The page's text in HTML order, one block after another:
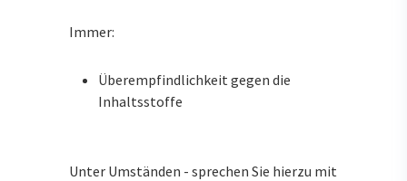
Immer:
Überempfindlichkeit gegen die
Inhaltsstoffe
Unter Umständen - sprechen Sie hierzu mit